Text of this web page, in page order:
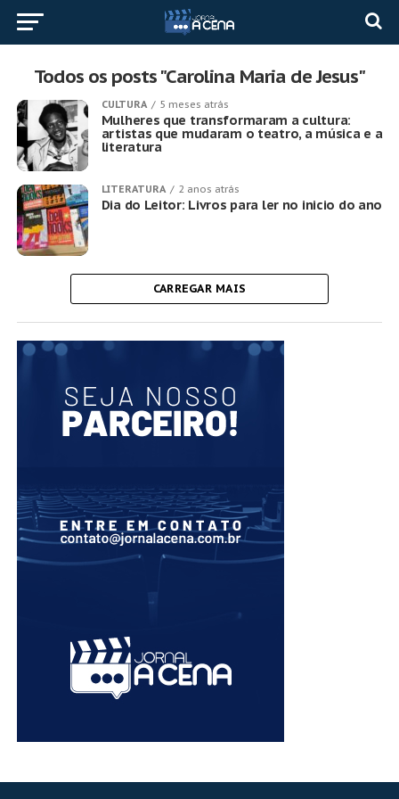
Todos os posts "Carolina Maria de Jesus"
CULTURA 5 meses atrás
Mulheres que transformaram a cultura:
artistas que mudaram o teatro, a música e a
literatura
LITERATURA 2 anos atrás
Dia do Leitor: Livros para ler no inicio do ano
CARREGAR MAIS